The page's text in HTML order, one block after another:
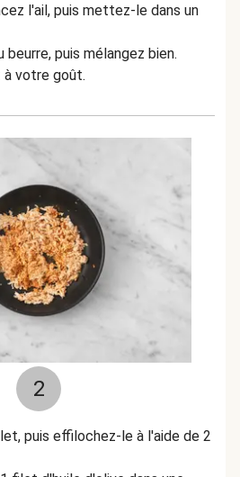
l'ail, puis mettez-le dans un
puis mélangez bien.
à votre goût.
2
puis effilochez-le à l'aide de 2